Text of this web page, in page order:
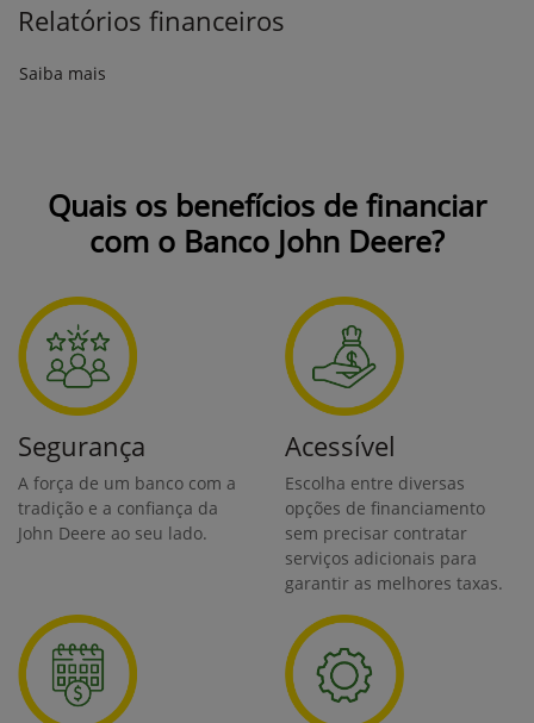
Relatórios financeiros
Saiba mais
Quais os benefícios de financiar
com o Banco John Deere?
Segurança
A força de um banco com a
tradição e a confiança da
John Deere ao seu lado.
Acessível
Escolha entre diversas
opções de financiamento
sem precisar contratar
serviços adicionais para
garantir as melhores taxas.